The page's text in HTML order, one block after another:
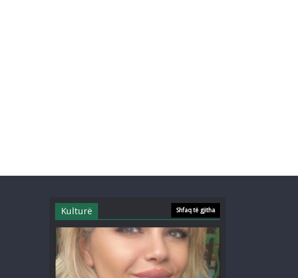
Kulturë Shfaq të gjitha